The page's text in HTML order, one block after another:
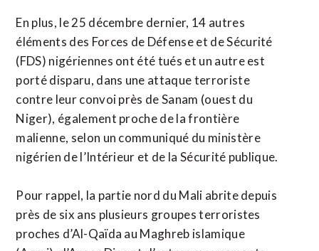
En plus, le 25 décembre dernier, 14 autres
éléments des Forces de Défense et de Sécurité
(FDS) nigériennes ont été tués et un autre est
porté disparu, dans une attaque terroriste
contre leur convoi près de Sanam (ouest du
Niger), également proche de la frontière
malienne, selon un communiqué du ministère
nigérien de l’Intérieur et de la Sécurité publique.
Pour rappel, la partie nord du Mali abrite depuis
près de six ans plusieurs groupes terroristes
proches d’Al-Qaïda au Maghreb islamique